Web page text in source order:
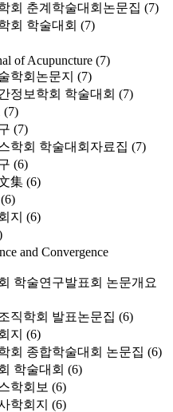
회 춘계학술대회논문집 (7)
회 학술대회 (7)
of Acupuncture (7)
학회논문지 (7)
정보학회 학술대회 (7)
(7)
(7)
학회 학술대회자료집 (7)
(6)
集 (6)
(6)
지 (6)
and Convergence
학술연구발표회 논문개요
직학회 발표논문집 (6)
지 (6)
회 종합학술대회 논문집 (6)
학술대회 (6)
학회보 (6)
학회지 (6)